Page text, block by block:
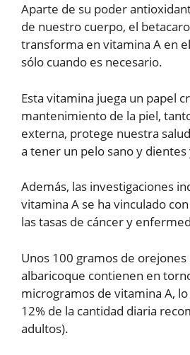
Aparte de su poder
de nuestro cuerpo, el
transforma en vitamina A en
sólo cuando es necesario.
Esta vitamina juega un papel
mantenimiento de la piel,
externa, protege nuestra
a tener un pelo sano y
Además, las investigaciones
vitamina A se ha vinculado
las tasas de cáncer y
Unos 100 gramos de orejones
albaricoque contienen en
microgramos de vitamina A,
12% de la cantidad diaria
adultos).